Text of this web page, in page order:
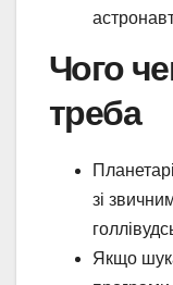
Чого
треба
зі
Якщо